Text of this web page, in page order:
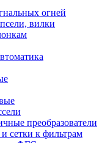
огней
вилки
преобразователи
сетки к фильтрам